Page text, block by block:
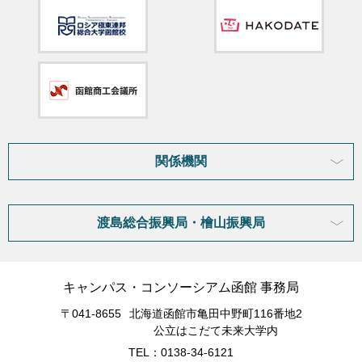
関係機関
渡島総合振興局・檜山振興局
キャンパス・コンソーシアム函館 事務局
〒041-8655
北海道函館市亀田中野町116番地2
公立はこだて未来大学内
TEL：0138-34-6121